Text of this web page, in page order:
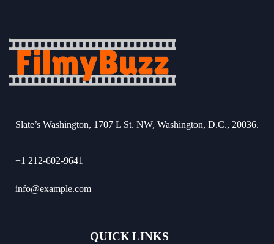
Slate’s Washington, 1707 L St. NW, Washington, D.C., 20036.
+1 212-602-9641
info@example.com
QUICK LINKS